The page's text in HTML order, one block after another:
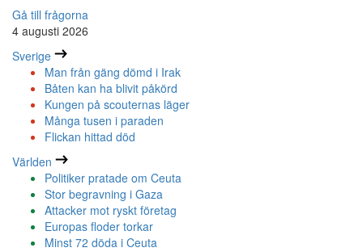
Gå till frågorna
4 augusti 2026
Sverige
Man från gäng dömd i Irak
Båten kan ha blivit påkörd
Kungen på scouternas läger
Många tusen i paraden
Flickan hittad död
Världen
Politiker pratade om Ceuta
Stor begravning i Gaza
Attacker mot ryskt företag
Europas floder torkar
Minst 72 döda i Ceuta